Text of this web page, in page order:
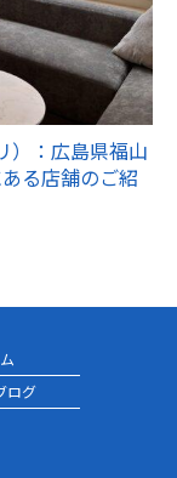
）：広島県福山
る店舗のご紹
ログ